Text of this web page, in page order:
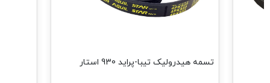
تسمه هیدرولیک تیبا-پراید 930 استار